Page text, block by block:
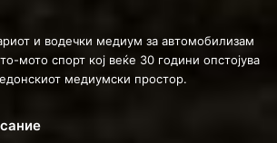
и водечки медиум за автомобилизам
мото спорт кој веќе 30 години опстојува
медиумски простор.